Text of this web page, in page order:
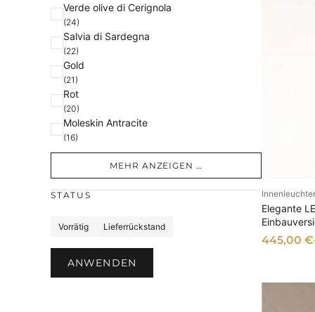
Verde olive di Cerignola
(24)
Salvia di Sardegna
(22)
Gold
(21)
Rot
(20)
Moleskin Antracite
(16)
MEHR ANZEIGEN …
STATUS
t
Vorrätig Lieferrückstand
ANWENDEN
Elegante
445,00 €